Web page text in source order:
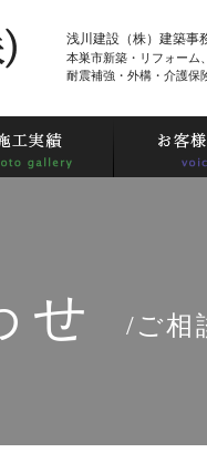
浅川建設（株）建築事
本巣市新築・リフォーム
耐震補強・外構・介護保
せ /ご相